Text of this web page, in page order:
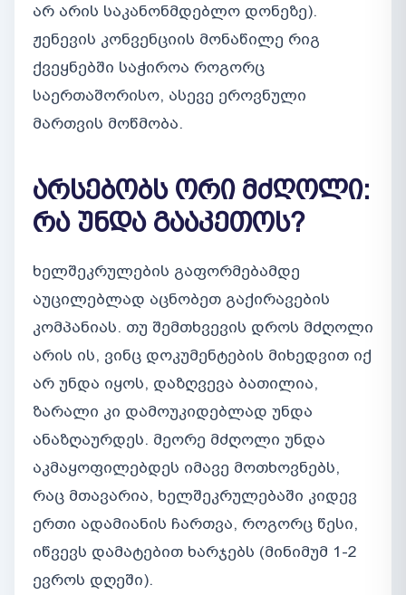
არ არის საკანონმდებლო დონეზე).
ჟენევის კონვენციის მონაწილე რიგ
ქვეყნებში საჭიროა როგორც
საერთაშორისო, ასევე ეროვნული
მართვის მოწმობა.
არსებობს ორი მძღოლი:
რა უნდა გააკეთოს?
ხელშეკრულების გაფორმებამდე
აუცილებლად აცნობეთ გაქირავების
კომპანიას. თუ შემთხვევის დროს მძღოლი
არის ის, ვინც დოკუმენტების მიხედვით იქ
არ უნდა იყოს, დაზღვევა ბათილია,
ზარალი კი დამოუკიდებლად უნდა
ანაზღაურდეს. მეორე მძღოლი უნდა
აკმაყოფილებდეს იმავე მოთხოვნებს,
რაც მთავარია, ხელშეკრულებაში კიდევ
ერთი ადამიანის ჩართვა, როგორც წესი,
იწვევს დამატებით ხარჯებს (მინიმუმ 1-2
ევროს დღეში).